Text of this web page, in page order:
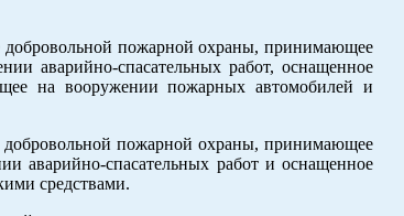
добровольной пожарной охраны, принимающее
аварийно-спасательных работ, оснащенное
на вооружении пожарных автомобилей и
добровольной пожарной охраны, принимающее
аварийно-спасательных работ и оснащенное
средствами.